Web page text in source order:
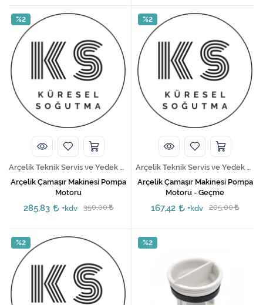
%2
Arçelik Teknik Servis ve Yedek Parça Hizmetleri
Arçelik Çamaşır Makinesi Pompa
Motoru
285,83 +kdv 350,00
%2
Arçelik Teknik Servis ve Yedek Parça Hizmetleri
Arçelik Çamaşır Makinesi Pompa
Motoru - Geçme
167,42 +kdv 205,00
%2 %2